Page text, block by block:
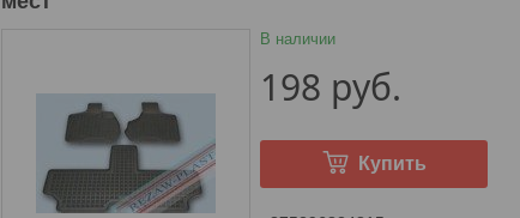
В наличии
198 руб.
Купить